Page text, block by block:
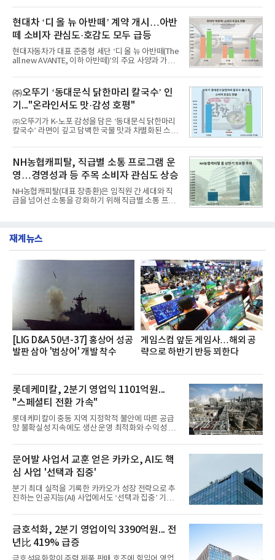
디교육, 대교, 디지
이 순으로 뒤를 이었다.7일 한국기업평판연구소(소장
구창환)는 산업통상자원부 공공기관 41개 브랜드를
대상으로 지난 7월 7일부터 8월 7일까지 수집된 소비
자 빅데이터 91,102,549건을 분석한 결과, 한국전력
공사가 브랜드평판지수 10,670,633을 기록하며 8월
1위에 올랐다고 밝혔다. 분석에 활용된 빅데이터는 지
난 7월(88,893,823건) 대비 2.48% 증가한 수치다.연
수력원자력, 한국석
현대차 ‘디 올 뉴 아반떼’ 계약 개시…아반
떼 소비자 관심도·호감도 모두 급등
현대자동차가 대표 준중형 세단 ‘디 올 뉴 아반떼(The
all new AVANTE, 이하 아반떼)’의 주요 사양과 가격
떼는 6년 만에 선보이는 8세대 완전변경 모델로, ▲정
교한 선과 면을 중심으로 완성한 파격적인 디자인 ▲
과거 중형 세단 수준으로 확대된 차체 제원 ▲글로벌
최고 수준의 안전성 ▲성능과 효율을 동시에 높인 주
행 완성도 ▲첨단 편의 및 디지털 사양 적용 등을 통해
글로벌 준중형 세단의 새로운 기준을 세웠다.아반떼
는 가솔린 2.0과 1.6 하이브리드 두 가지 파워트레인
넘
㈜오뚜기 ‘동대문식 닭한마리 칼국수’ 인
기..."온라인서도 맛·감성 호평"
㈜오뚜기가 K-노포 감성을 담은 ‘동대문식 닭한마리
칼국수’ 라면이 깊고 담백한 국물 맛과 차별화된 스토
혔다.‘동대문식 닭한마리 칼국수’는 예상을 뛰어넘는
소비자 호응에 힘입어 지난 7월 13일 첫 선을 보인 지
단 18일 만에 누적 판매량 50만 개를 돌파하는 성과를
거두었다.이번 신제품은 개발진이 전국의 닭한마리
전문점을 직접 찾아 다니며 최적의 육수 비율을 완성
했다. 자극적이지 않으면서도 깊은 닭육수에 마늘의
개운한 풍미를 더했으며, 국물이 잘 배어들면서도 쫄
서도
NH농협캐피탈, 직급별 소통 프로그램 운
영…경영성과 등 주목 소비자 관심도 상승
NH농협캐피탈(대표 장종환)은 임직원 간 세대와 직
급을 넘어선 소통을 강화하기 위해 직급별 소통 프로
영지원부 홍보팀과 2026년 새로이(e)＊가 공동 주관
쳐 진행됐다.참고로 새로이(e)는 NH농협캐피탈 MZ
세대들로(과장~계장) 구성된 자율 참여조직으로, 조
직문화 혁신과 업무 효율성 향상을 위한 다양한 활동
을 추진하며,새로운 변화와 이로운 영향력을 조직전
반에 전파하는 역할
재계뉴스
[LIG D&A 50년-37] 홍상어 성공
발판 삼아 '범상어' 개발 착수
게임스컴 앞둔 게임사…해외 공
략으로 하반기 반등 꾀한다
롯데케미칼, 2분기 영업익 1101억원...
"스페셜티 전환 가속"
롯데케미칼이 중동 지역 지정학적 불안에 따른 공급
망 불확실성 지속에도 생산 운영 최적화와 수익성 중
어갔다.롯데케미칼이 2026년 2분기 연결 기준 매출
액 5조6864억원, 영업이익 1101억원을 기록했다고 7
일 밝혔다. 사업별로는 기초화학 부문(롯데케미칼 기
초소재사업·LC타이탄·LC USA·롯데대산석화)이 매
출 3조9403억원, 영업이익 23억원을 기록했다. 정기
보수 영향과 원료 가격 변동에 따른 래깅 효과로 전분
기 대비 수익성은 둔화됐지만 흑자 전환 흐름을 유지
우호적인 환율 효과
문어발 사업서 교훈 얻은 카카오, AI도 핵
심 사업 '선택과 집중'
분기 최대 실적을 기록한 카카오가 성장 전략으로 추
진하는 인공지능(AI) 사업에서도 ‘선택과 집중’ 기조
라 투자에 나서는 것과 달리, 카카오는 ‘카카오톡’이
라는 플랫폼 경쟁력을 활용한 AI 에이전트 서비스에
집중하는 전략이다. 과거 무리한 사업 확장 과정에서
겪었던 시행착오를 되풀이하지 않고 핵심 역량에 집
중하겠다는 취지로 풀이된다.7일 업계에 따르면 카카
금호석화, 2분기 영업이익 3390억원... 전
년比 419% 급증